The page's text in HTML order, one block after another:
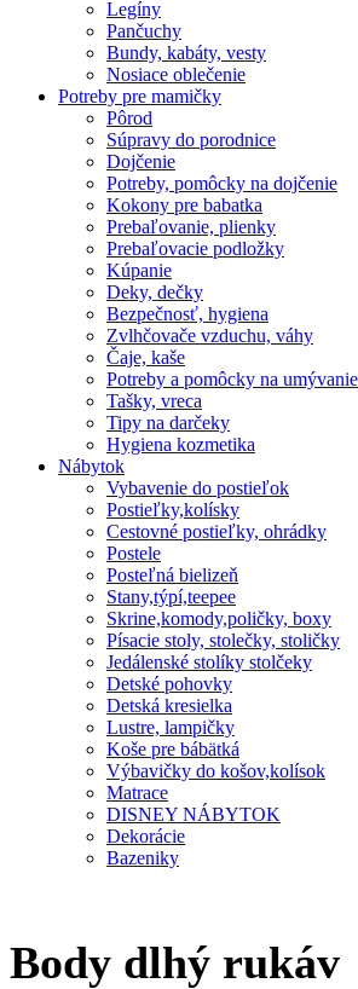
Legíny
Pančuchy
Bundy, kabáty, vesty
Nosiace oblečenie
Potreby pre mamičky
Pôrod
Súpravy do porodnice
Dojčenie
Potreby, pomôcky na dojčenie
Kokony pre babatka
Prebaľovanie, plienky
Prebaľovacie podložky
Kúpanie
Deky, dečky
Bezpečnosť, hygiena
Zvlhčovače vzduchu, váhy
Čaje, kaše
Potreby a pomôcky na
Tašky, vreca
Tipy na darčeky
Hygiena kozmetika
Nábytok
Vybavenie do postieľok
Postieľky,kolísky
Cestovné postieľky, ohrádky
Postele
Posteľná bielizeň
Stany,týpí,teepee
Skrine,komody,poličky, boxy
Písacie stoly, stolečky, stoličky
Jedálenské stolíky stolčeky
Detské pohovky
Detská kresielka
Lustre, lampičky
Koše pre bábätká
Výbavičky do košov,kolísok
Matrace
DISNEY NÁBYTOK
Dekorácie
Bazeniky
Body dlhý rukáv